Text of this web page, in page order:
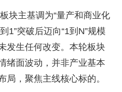
块主基调为“量产和商业化
1”突破后迈向“1到N”规模
发生任何改变。本轮板块
绪面波动，并非产业基本
局，聚焦主线核心标的。